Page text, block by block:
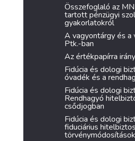
Összefoglaló az
tartott pénzügyi
gyakorlatokról
A vagyontárgy és a
Ptk.-ban
Az értékpapírra
Fidúcia és dologi
óvadék és a
Fidúcia és dologi
Rendhagyó
csődjogban
Fidúcia és dologi
fiduciárius